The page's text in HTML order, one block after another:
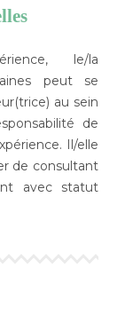
le/la
peut se
au sein
de
Il/elle
de consultant
avec statut